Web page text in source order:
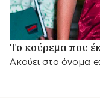
Το κούρεμα που
Ακούει στο όνομα